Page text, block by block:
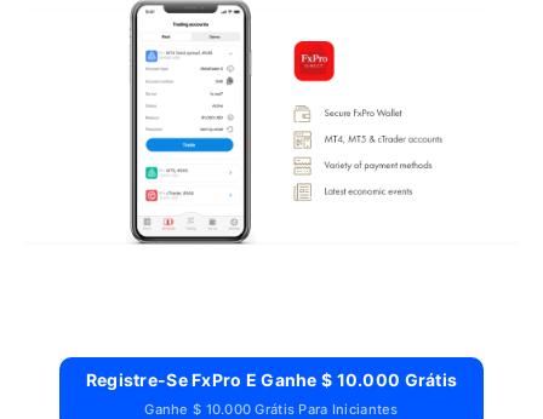
Registre-Se FxPro E Ganhe $ 10.000 Grátis
Ganhe $ 10.000 Grátis Para Iniciantes